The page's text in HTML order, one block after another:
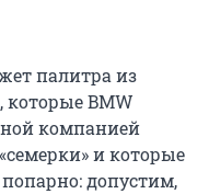
палитра из
BMW
компанией
и которые
допустим,